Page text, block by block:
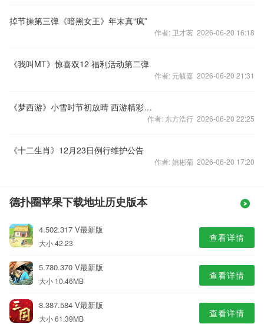
掉节操第三弹《暗黑女王》年末真“疯”
作者: 卫才茗 2026-06-20 16:18
《我叫MT》惊喜双12 福利活动第二弹
作者: 元毓嘉 2026-06-20 21:31
《梦西游》小雪时节初放晴 西游精彩送不停
作者: 东方浩行 2026-06-20 22:25
《十二生肖》12月23日例行维护公告
作者: 姚彬菊 2026-06-20 17:20
德扑圈苹果下载地址历史版本
4.502.317 V最新版
大小 42.23 查看详情
5.780.370 V最新版
大小 10.46MB 查看详情
8.387.584 V最新版
大小 61.39MB 查看详情